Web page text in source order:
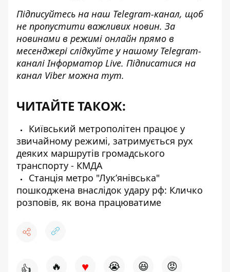
Підписуйтесь на наш Telegram-канал, щоб
не пропустити важливих новин. За
новинами в режимі онлайн прямо в
месенджері слідкуйте у нашому Telegram-
каналі Інформатор Live. Підписатися на
канал Viber можна тут.
ЧИТАЙТЕ ТАКОЖ:
Київський метрополітен працює у
звичайному режимі, затримується рух
деяких маршрутів громадського
транспорту - КМДА
Станція метро "Лукʼянівська"
пошкоджена внаслідок удару рф: Кличко
розповів, як вона працюватиме
👍 🔥 ♥ 😭 😆 😡